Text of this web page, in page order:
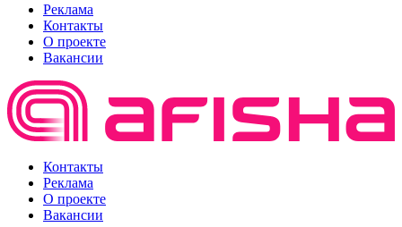
Реклама
Контакты
О проекте
Вакансии
Контакты
Реклама
О проекте
Вакансии